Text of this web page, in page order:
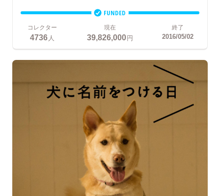
FUNDED
コレクター
4736人
現在
39,826,000円
終了
2016/05/02